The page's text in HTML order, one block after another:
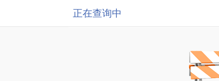
正在查询中